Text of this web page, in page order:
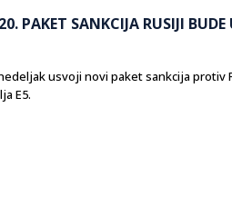
PAKET SANKCIJA RUSIJI BUDE
usvoji novi paket sankcija protiv
E5.